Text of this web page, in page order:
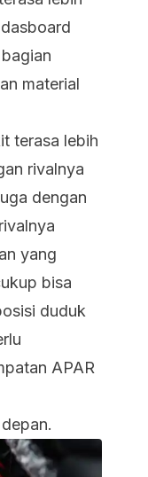
material
terasa lebih
rivalnya
dengan
yang
bisa
duduk
APAR